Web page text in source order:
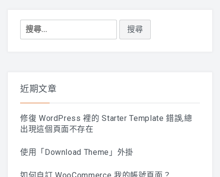
教學
AI
搜
尋
近期文章
修復 WordPress 裡的 Starter Template 錯誤,總
出現這個頁面不存在
使用「Download Theme」外掛